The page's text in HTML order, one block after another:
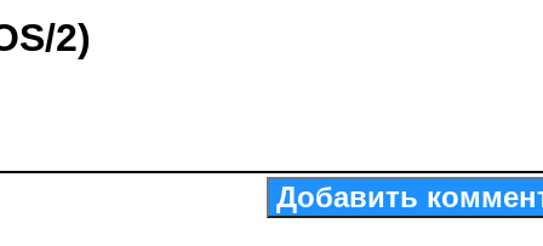
2)
Добавить